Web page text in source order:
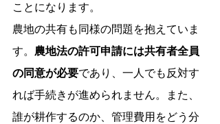
ことになります。
農地の共有も同様の問題を抱えていま
す。 農地法の許可申請には共有者全員
の同意が必要であり、一人でも反対す
れば手続きが進められません。また、
誰が耕作するのか、管理費用をどう分